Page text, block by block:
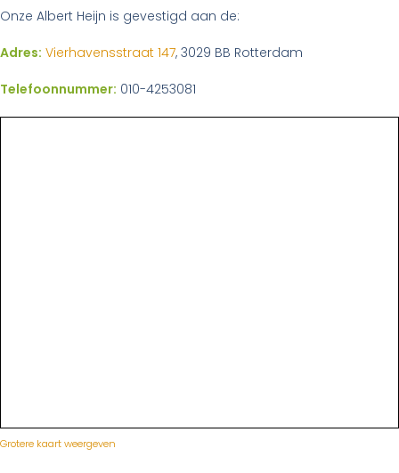
Onze Albert Heijn is gevestigd aan de:
Adres: Vierhavensstraat 147, 3029 BB Rotterdam
Telefoonnummer: 010-4253081
Grotere kaart weergeven